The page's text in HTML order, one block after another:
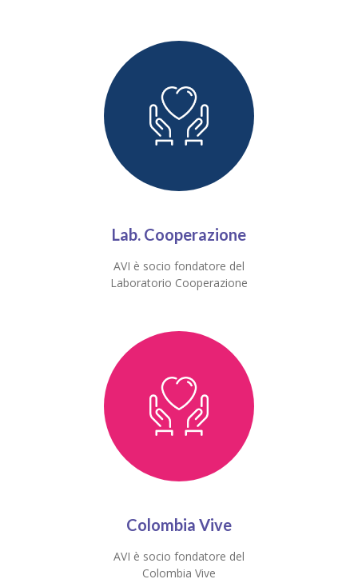
Lab. Cooperazione
AVI è socio fondatore del
Laboratorio Cooperazione
Colombia Vive
AVI è socio fondatore del
Colombia Vive